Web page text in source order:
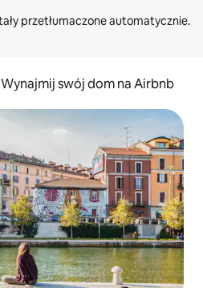
Wynajmij swój dom na Airbnb